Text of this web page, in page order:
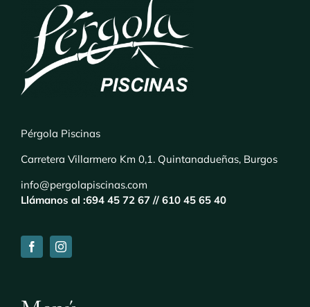
Pérgola Piscinas
Carretera Villarmero Km 0,1. Quintanadueñas, Burgos
info@pergolapiscinas.com
Llámanos al :694 45 72 67 // 610 45 65 40